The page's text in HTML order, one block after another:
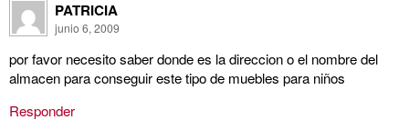
PATRICIA
junio 6, 2009
por favor necesito saber donde es la direccion o el nombre del
almacen para conseguir este tipo de muebles para niños
Responder